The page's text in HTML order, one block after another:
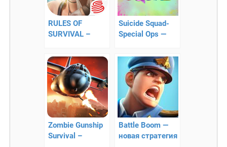
RULES OF
SURVIVAL –
выживание
Suicide Squad-
Special Ops —
самоубийц:
Спецназ
Zombie Gunship
Survival –
Battle Boom —
новая стратегия